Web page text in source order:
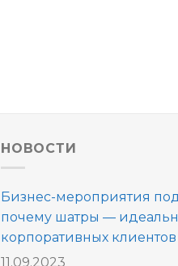
НОВОСТИ
Бизнес-мероприятия
почему шатры —
корпоративных клиентов
11.09.2023